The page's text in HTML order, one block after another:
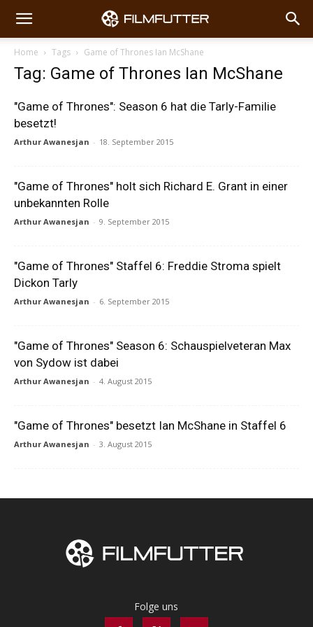
Home Tags Game of Thrones Ian McShane
Tag: Game of Thrones Ian McShane
"Game of Thrones": Season 6 hat die Tarly-Familie
besetzt!
Arthur Awanesjan - 18. September 2015
"Game of Thrones" holt sich Richard E. Grant in einer
unbekannten Rolle
Arthur Awanesjan - 9. September 2015
"Game of Thrones" Staffel 6: Freddie Stroma spielt
Dickon Tarly
Arthur Awanesjan - 6. September 2015
"Game of Thrones" Season 6: Schauspielveteran Max
von Sydow ist dabei
Arthur Awanesjan - 4. August 2015
"Game of Thrones" besetzt Ian McShane in Staffel 6
Arthur Awanesjan - 3. August 2015
Folge uns